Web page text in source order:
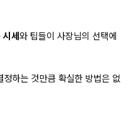
세와 팁들이 사장님의 선택에
하는 것만큼 확실한 방법은 없